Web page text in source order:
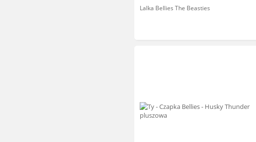
Lalka Bellies The Beasties